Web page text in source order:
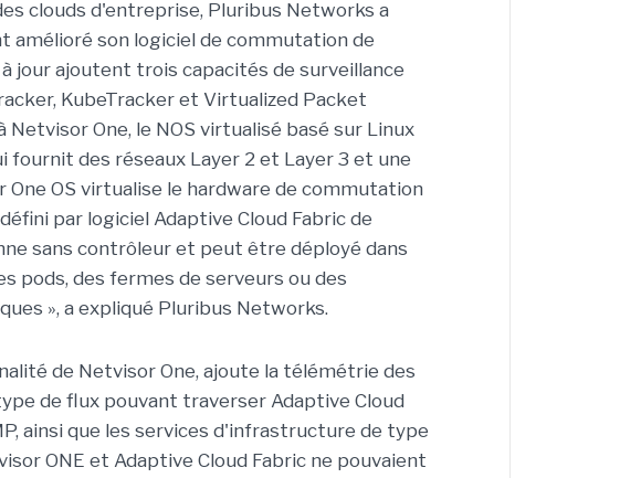
clouds d'entreprise, Pluribus Networks a
amélioré son logiciel de commutation de
jour ajoutent trois capacités de surveillance
KubeTracker et Virtualized Packet
Netvisor One, le NOS virtualisé basé sur Linux
fournit des réseaux Layer 2 et Layer 3 et une
OS virtualise le hardware de commutation
par logiciel Adaptive Cloud Fabric de
sans contrôleur et peut être déployé dans
pods, des fermes de serveurs ou des
», a expliqué Pluribus Networks.
de Netvisor One, ajoute la télémétrie des
de flux pouvant traverser Adaptive Cloud
ainsi que les services d'infrastructure de type
ONE et Adaptive Cloud Fabric ne pouvaient